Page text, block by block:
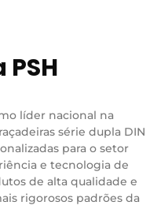
líder nacional na
série dupla DIN
para o setor
e tecnologia de
de alta qualidade e
rigorosos padrões da